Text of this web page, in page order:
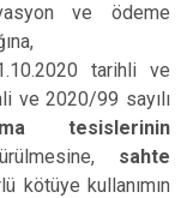
ve ödeme
tarihli ve
ve 2020/99 sayılı
tesislerinin
sahte
kötüye kullanımın